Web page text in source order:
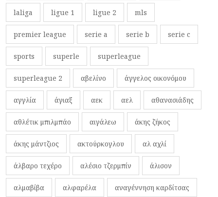
laliga ligue 1 ligue 2 mls
premier league serie a serie b serie c
sports superle superleague
superleague 2 αβελίνο άγγελος οικονόμου
αγγλία άγιαξ αεκ αελ αθανασιάδης
αθλέτικ μπιλμπάο αιγάλεω άκης ζήκος
άκης μάντζιος ακτούρκογλου αλ αχλί
άλβαρο τεχέρο αλέσιο τζερμπίν άλισον
αλμαβίβα αλφαρέλα αναγέννηση καρδίτσας